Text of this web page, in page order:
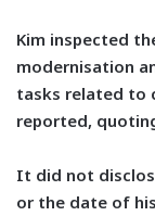
Kim inspected
modernisation
tasks related to
reported,
It did not
or the date of